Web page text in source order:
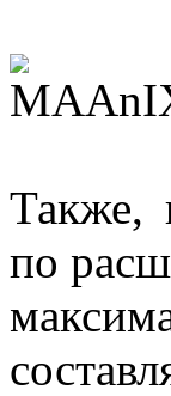
Также,
по